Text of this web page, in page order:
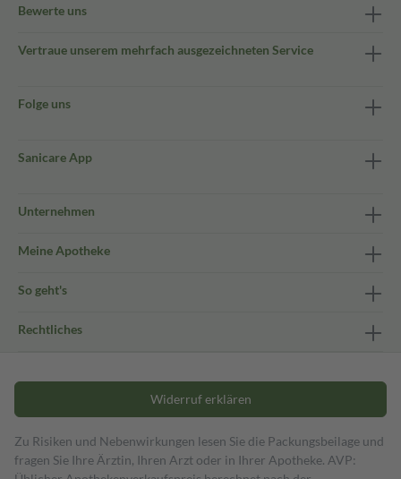
Bewerte uns
Vertraue unserem mehrfach ausgezeichneten Service
Folge uns
Sanicare App
Unternehmen
Meine Apotheke
So geht's
Rechtliches
Widerruf erklären
Zu Risiken und Nebenwirkungen lesen Sie die Packungsbeilage und
fragen Sie Ihre Ärztin, Ihren Arzt oder in Ihrer Apotheke. AVP: